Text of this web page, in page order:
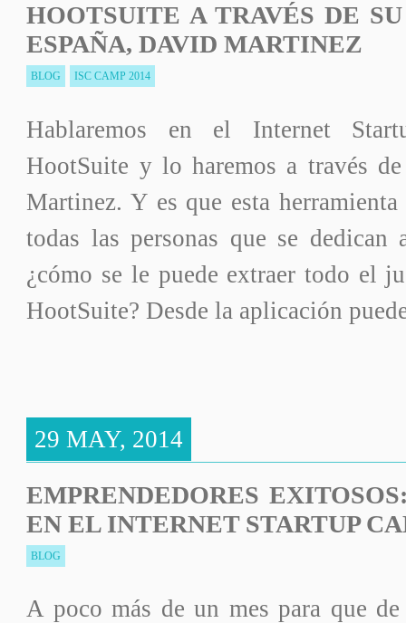
HOOTSUITE A TRAVÉS DE
ESPAÑA, DAVID MARTINEZ
BLOG ISC CAMP 2014
Hablaremos en el Internet
HootSuite y lo haremos a través
Martinez. Y es que esta
todas las personas que se dedican
¿cómo se le puede extraer todo el
HootSuite? Desde la aplicación
29 MAY, 2014
EMPRENDEDORES
EN EL INTERNET STARTUP
BLOG
A poco más de un mes para que